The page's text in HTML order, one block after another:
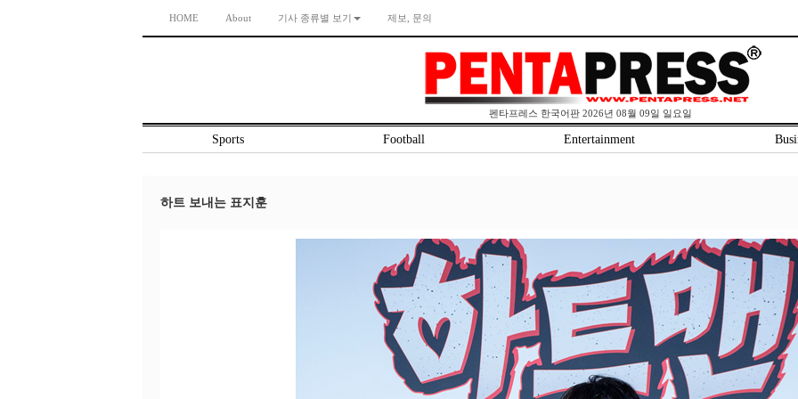
HOME About 기사 종류별 보기 제보, 문의
펜타프레스 한국어판 2026년 08월 09일 일요일
Sports Football Entertainment
하트 보내는 표지훈